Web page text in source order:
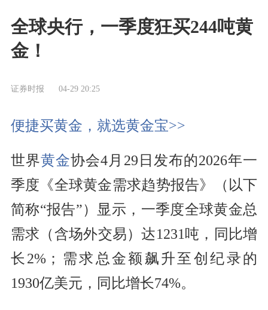
全球央行，一季度狂买244吨黄
金！
证券时报 04-29 20:25
便捷买黄金，就选黄金宝>>
世界黄金协会4月29日发布的2026年一
季度《全球黄金需求趋势报告》（以下
简称“报告”）显示，一季度全球黄金总
需求（含场外交易）达1231吨，同比增
长2%；需求总金额飙升至创纪录的
1930亿美元，同比增长74%。